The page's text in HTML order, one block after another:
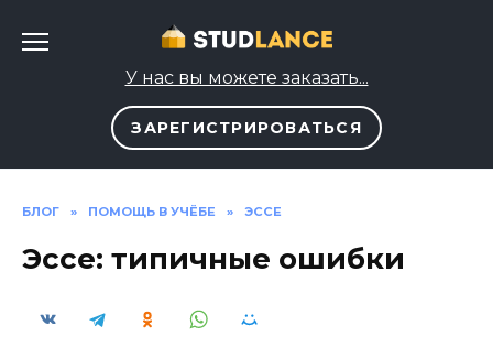
У нас вы можете заказать...
ЗАРЕГИСТРИРОВАТЬСЯ
БЛОГ » ПОМОЩЬ В УЧЁБЕ » ЭССЕ
Эссе: типичные ошибки